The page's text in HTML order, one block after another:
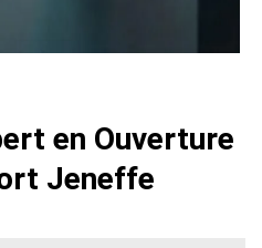
en Ouverture
Jeneffe